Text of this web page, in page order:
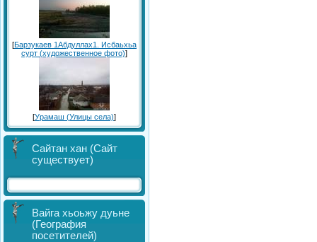
[Барзукаев 1Абдуллах1. Исбаьхьа
сурт (художественное фото)]
[Урамаш (Улицы села)]
Сайтан хан (Сайт
существует)
Вайга хьоьжу дуьне
(География
посетителей)